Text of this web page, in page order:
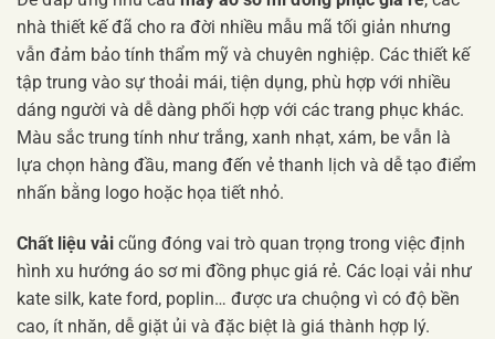
nhà thiết kế đã cho ra đời nhiều mẫu mã tối giản nhưng
vẫn đảm bảo tính thẩm mỹ và chuyên nghiệp. Các thiết kế
tập trung vào sự thoải mái, tiện dụng, phù hợp với nhiều
dáng người và dễ dàng phối hợp với các trang phục khác.
Màu sắc trung tính như trắng, xanh nhạt, xám, be vẫn là
lựa chọn hàng đầu, mang đến vẻ thanh lịch và dễ tạo điểm
nhấn bằng logo hoặc họa tiết nhỏ.
Chất liệu vải cũng đóng vai trò quan trọng trong việc định
hình xu hướng áo sơ mi đồng phục giá rẻ. Các loại vải như
kate silk, kate ford, poplin… được ưa chuộng vì có độ bền
cao, ít nhăn, dễ giặt ủi và đặc biệt là giá thành hợp lý.